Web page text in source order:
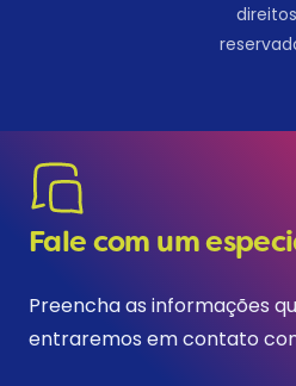
direitos
Fale com um
Preencha as informações
entraremos em contato